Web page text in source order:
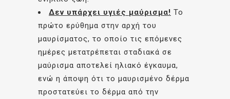
Δεν υπάρχει υγιές μαύρισμα! Το
πρώτο ερύθημα στην αρχή του
μαυρίσματος, το οποίο τις επόμενες
ημέρες μετατρέπεται σταδιακά σε
μαύρισμα αποτελεί ηλιακό έγκαυμα,
ενώ η άποψη ότι το μαυρισμένο δέρμα
προστατεύει το δέρμα από την